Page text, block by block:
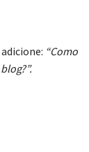
“Como